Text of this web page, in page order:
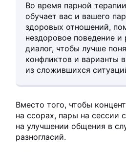
Во время парной
обучает вас и вашего
здоровых отношений,
нездоровое поведение и
диалог, чтобы лучше
конфликтов и варианты
из сложившихся
Вместо того, чтобы
на ссорах, пары на сессии
на улучшении общения в
разногласий.